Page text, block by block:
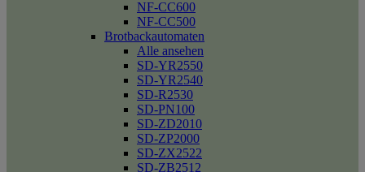
NF-CC600
NF-CC500
Brotbackautomaten
Alle ansehen
SD-YR2550
SD-YR2540
SD-R2530
SD-PN100
SD-ZD2010
SD-ZP2000
SD-ZX2522
SD-ZB2512